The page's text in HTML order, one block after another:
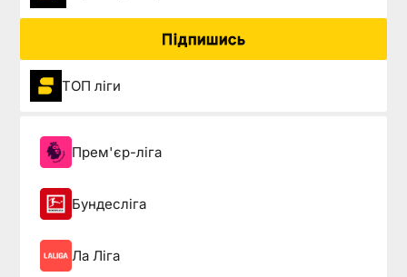
Підпишись
ТОП ліги
Прем'єр-ліга
Бундесліга
Ла Ліга